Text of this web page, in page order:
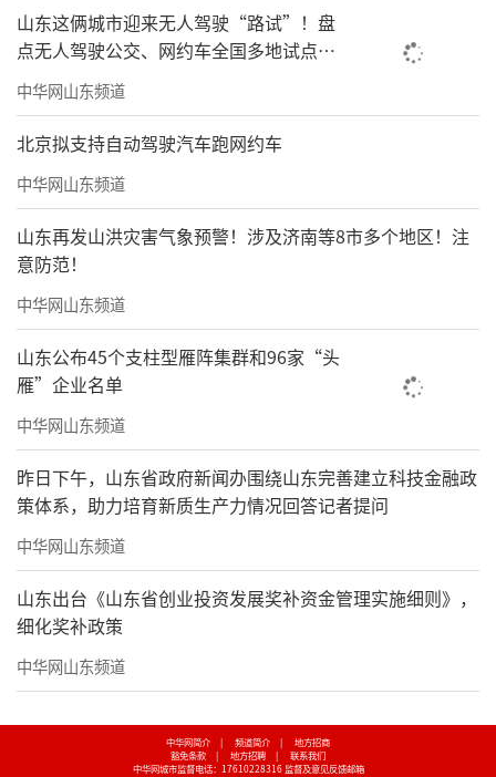
山东这俩城市迎来无人驾驶“路试”！盘
点无人驾驶公交、网约车全国多地试点之
路
中华网山东频道
北京拟支持自动驾驶汽车跑网约车
中华网山东频道
山东再发山洪灾害气象预警！涉及济南等8市多个地区！注
意防范！
中华网山东频道
山东公布45个支柱型雁阵集群和96家“头
雁”企业名单
中华网山东频道
昨日下午，山东省政府新闻办围绕山东完善建立科技金融政
策体系，助力培育新质生产力情况回答记者提问
中华网山东频道
山东出台《山东省创业投资发展奖补资金管理实施细则》，
细化奖补政策
中华网山东频道
中华网简介 | 频道简介 |
地方招商
豁免条款
| 地方招聘 |
联系我们
中华网城市监督电话：17610228316 监督及意见反馈邮箱